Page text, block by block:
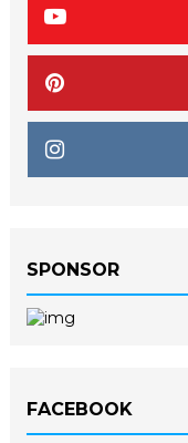
SPONSOR
FACEBOOK